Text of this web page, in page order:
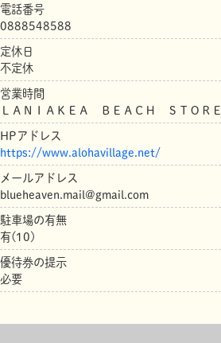
電話番号
0888548588
定休日
不定休
営業時間
ＬＡＮＩＡＫＥＡ ＢＥＡＣＨ ＳＴＯＲＥ
HPアドレス
https://www.alohavillage.net/
メールアドレス
blueheaven.mail@gmail.com
駐車場の有無
有(10)
優待券の提示
必要